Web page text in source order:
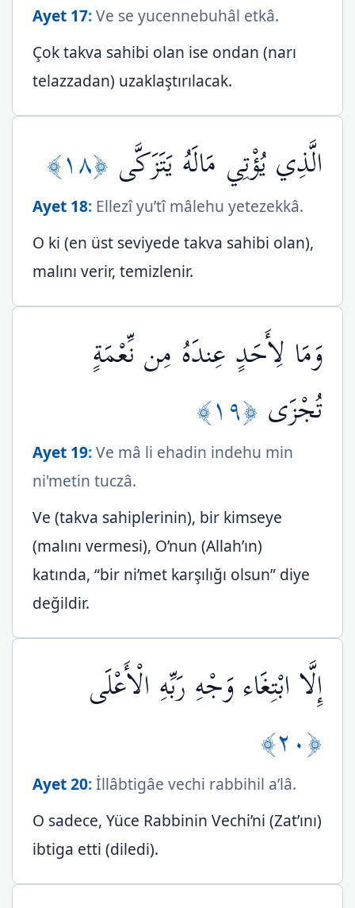
Ayet 17:Ve se yucennebuhâl etkâ.
Çok takva sahibi olan ise ondan (narı
telazzadan) uzaklaştırılacak.
الَّذِي يُؤْتِي مَالَهُ يَتَزَكَّى ﴿١٨﴾
Ayet 18: Ellezî yu’tî mâlehu yetezekkâ.
O ki (en üst seviyede takva sahibi olan),
malını verir, temizlenir.
وَمَا لِأَحَدٍ عِندَهُ مِن نِّعْمَةٍ
تُجْزَى ﴿١٩﴾
Ayet 19:Ve mâ li ehadin indehu min
ni'metin tuczâ.
Ve (takva sahiplerinin), bir kimseye
(malını vermesi), O’nun (Allah’ın)
katında, “bir ni’met karşılığı olsun” diye
değildir.
إِلَّا ابْتِغَاء وَجْهِ رَبِّهِ الْأَعْلَى
﴿٢٠﴾
Ayet 20:İllâbtigâe vechi rabbihil a’lâ.
O sadece, Yüce Rabbinin Vechi’ni (Zat’ını)
ibtiga etti (diledi).